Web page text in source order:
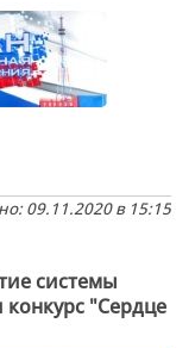
09.11.2020 в 15:15
системы
"Сердце